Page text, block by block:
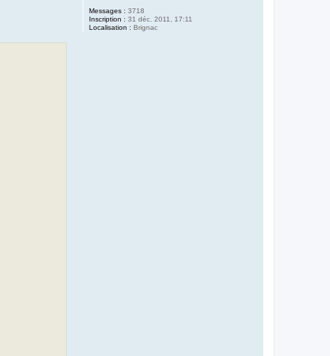
Messages : 3718
Inscription : 31 déc. 2011, 17:11
Localisation : Brignac